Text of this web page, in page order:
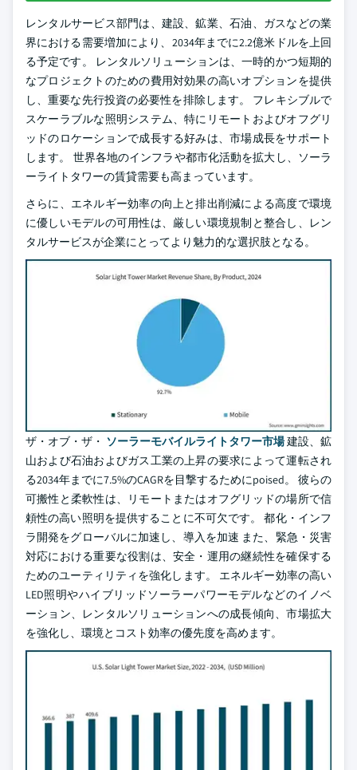
レンタルサービス部門は、建設、鉱業、石油、ガスなどの業
界における需要増加により、2034年までに2.2億米ドルを上回
る予定です。 レンタルソリューションは、一時的かつ短期的
なプロジェクトのための費用対効果の高いオプションを提供
し、重要な先行投資の必要性を排除します。 フレキシブルで
スケーラブルな照明システム、特にリモートおよびオフグリ
ッドのロケーションで成長する好みは、市場成長をサポート
します。 世界各地のインフラや都市化活動を拡大し、ソーラ
ーライトタワーの賃貸需要も高まっています。
さらに、エネルギー効率の向上と排出削減による高度で環境
に優しいモデルの可用性は、厳しい環境規制と整合し、レン
タルサービスが企業にとってより魅力的な選択肢となる。
ザ・オブ・ザ・ ソーラーモバイルライトタワー市場建設、鉱
山および石油およびガス工業の上昇の要求によって運転され
る2034年までに7.5%のCAGRを目撃するためにpoised。 彼らの
可搬性と柔軟性は、リモートまたはオフグリッドの場所で信
頼性の高い照明を提供することに不可欠です。 都化・インフ
ラ開発をグローバルに加速し、導入を加速 また、緊急・災害
対応における重要な役割は、安全・運用の継続性を確保する
ためのユーティリティを強化します。 エネルギー効率の高い
LED照明やハイブリッドソーラーパワーモデルなどのイノベ
ーション、レンタルソリューションへの成長傾向、市場拡大
を強化し、環境とコスト効率の優先度を高めます。